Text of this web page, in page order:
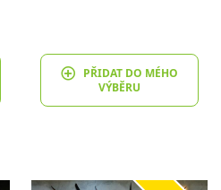
PŘIDAT DO MÉHO
VÝBĚRU